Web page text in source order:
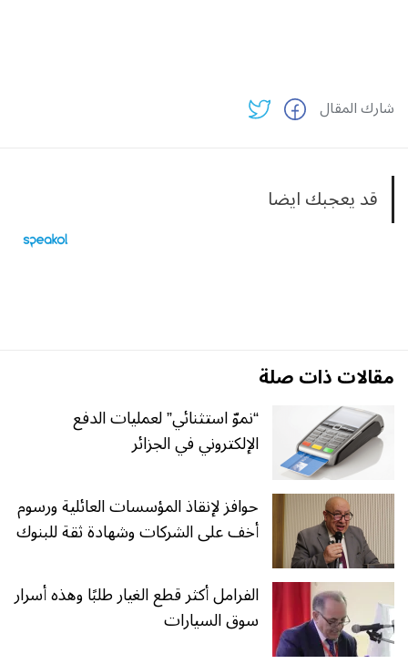
شارك المقال
قد يعجبك ايضا
مقالات ذات صلة
“نموّ استثنائي” لعمليات الدفع
الإلكتروني في الجزائر
حوافز لإنقاذ المؤسسات العائلية ورسوم
أخف على الشركات وشهادة ثقة للبنوك
الفرامل أكثر قطع الغيار طلبًا وهذه أسرار
سوق السيارات